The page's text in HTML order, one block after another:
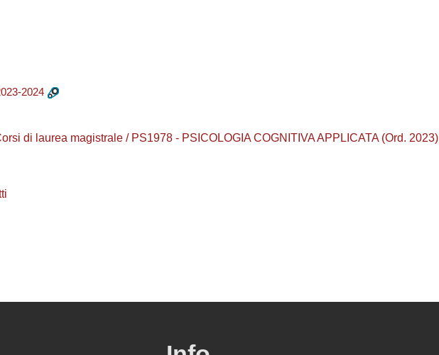
2024
di laurea magistrale / PS1978 - PSICOLOGIA COGNITIVA APPLICATA (Ord. 2023)